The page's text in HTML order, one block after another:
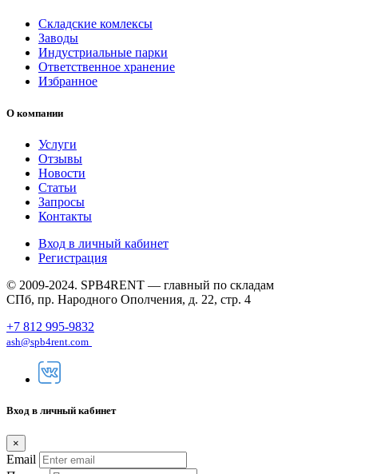
Складские комлексы
Заводы
Индустриальные парки
Ответственное хранение
Избранное
О компании
Услуги
Отзывы
Новости
Статьи
Запросы
Контакты
Вход в личный кабинет
Регистрация
© 2009-2024. SPB4RENT — главный по складам
СПб, пр. Народного Ополчения, д. 22, стр. 4
+7 812 995-9832
ash@spb4rent.com
Вход в личный кабинет
×
Email